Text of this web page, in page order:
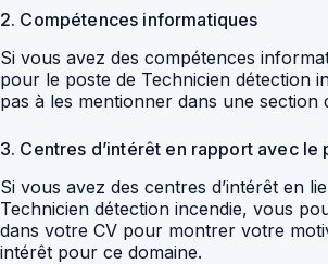
2. Compétences informatiques
Si vous avez des compétences
pour le poste de Technicien détection
pas à les mentionner dans une section
3. Centres d’intérêt en rapport avec le
Si vous avez des centres d’intérêt en
Technicien détection incendie, vous
dans votre CV pour montrer votre
intérêt pour ce domaine.